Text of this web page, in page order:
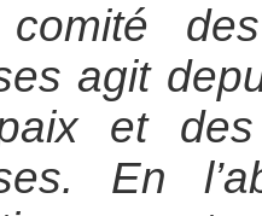
agit
et des
En